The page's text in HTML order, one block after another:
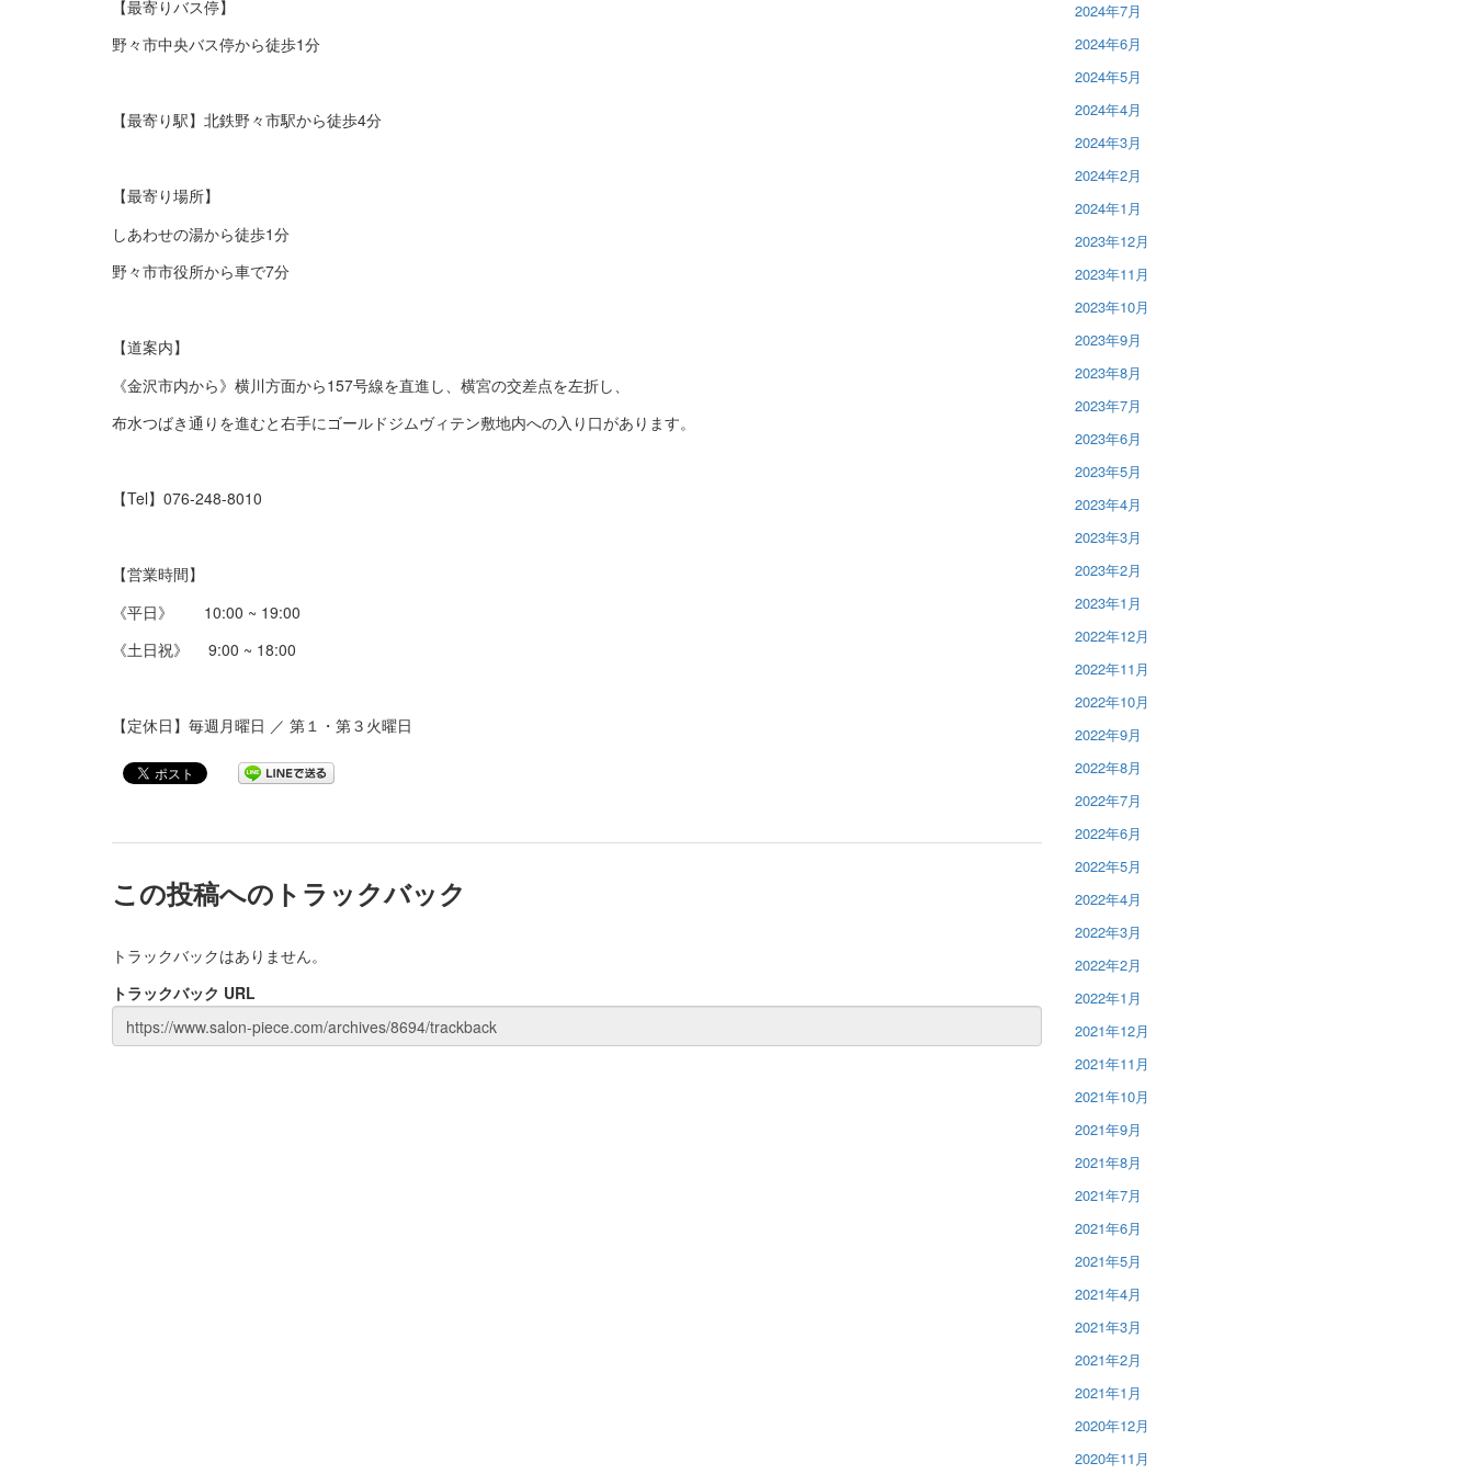
【最寄りバス停】
野々市中央バス停から徒歩1分
【最寄り駅】北鉄野々市駅から徒歩4分
【最寄り場所】
しあわせの湯から徒歩1分
野々市市役所から車で7分
【道案内】
《金沢市内から》横川方面から157号線を直進し、横宮の交差点を左折し、
布水つばき通りを進むと右手にゴールドジムヴィテン敷地内への入り口があります。
【Tel】076-248-8010
【営業時間】
《平日》 10:00 ~ 19:00
《土日祝》 9:00 ~ 18:00
【定休日】毎週月曜日 ／ 第１・第３火曜日
この投稿へのトラックバック
トラックバックはありません。
トラックバック URL
2024年7月
2024年6月
2024年5月
2024年4月
2024年3月
2024年2月
2024年1月
2023年12月
2023年11月
2023年10月
2023年9月
2023年8月
2023年7月
2023年6月
2023年5月
2023年4月
2023年3月
2023年2月
2023年1月
2022年12月
2022年11月
2022年10月
2022年9月
2022年8月
2022年7月
2022年6月
2022年5月
2022年4月
2022年3月
2022年2月
2022年1月
2021年12月
2021年11月
2021年10月
2021年9月
2021年8月
2021年7月
2021年6月
2021年5月
2021年4月
2021年3月
2021年2月
2021年1月
2020年12月
2020年11月